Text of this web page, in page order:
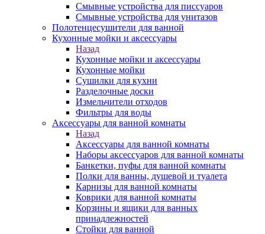
Смывные устройства для писсуаров
Смывные устройства для унитазов
Полотенцесушители для ванной
Кухонные мойки и аксессуары
Назад
Кухонные мойки и аксессуары
Кухонные мойки
Сушилки для кухни
Разделочные доски
Измельчители отходов
Фильтры для воды
Аксессуары для ванной комнаты
Назад
Аксессуары для ванной комнаты
Наборы аксессуаров для ванной комнаты
Банкетки, пуфы для ванной комнаты
Полки для ванны, душевой и туалета
Карнизы для ванной комнаты
Коврики для ванной комнаты
Корзины и ящики для ванных
принадлежностей
Стойки для ванной